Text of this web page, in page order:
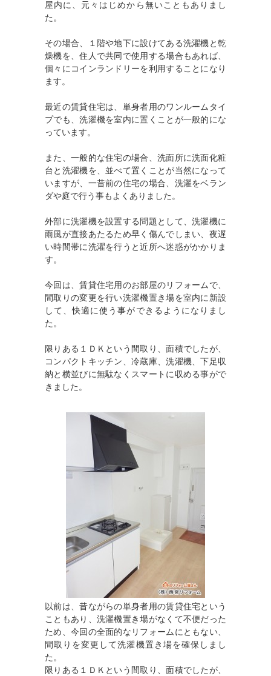
屋内に、元々はじめから無いこともありまし
た。
その場合、１階や地下に設けてある洗濯機と乾
燥機を、住人で共同で使用する場合もあれば、
個々にコインランドリーを利用することになり
ます。
最近の賃貸住宅は、単身者用のワンルームタイ
プでも、洗濯機を室内に置くことが一般的にな
っています。
また、一般的な住宅の場合、洗面所に洗面化粧
台と洗濯機を、並べて置くことが当然になって
いますが、一昔前の住宅の場合、洗濯をベラン
ダや庭で行う事もよくありました。
外部に洗濯機を設置する問題として、洗濯機に
雨風が直接あたるため早く傷んでしまい、夜遅
い時間帯に洗濯を行うと近所へ迷惑がかかりま
す。
今回は、賃貸住宅用のお部屋のリフォームで、
間取りの変更を行い洗濯機置き場を室内に新設
して、快適に使う事ができるようになりまし
た。
限りある１ＤＫという間取り、面積でしたが、
コンパクトキッチン、冷蔵庫、洗濯機、下足収
納と横並びに無駄なくスマートに収める事がで
きました。
以前は、昔ながらの単身者用の賃貸住宅という
こともあり、洗濯機置き場がなくて不便だった
ため、今回の全面的なリフォームにともない、
間取りを変更して洗濯機置き場を確保しまし
た。
限りある１ＤＫという間取り、面積でしたが、